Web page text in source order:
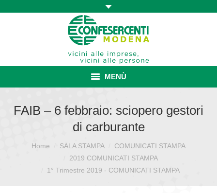
MENÙ
ASSOCIAZIONE
ISCRIZIONE E VANTAGGI
CONVENZIONI ISCRITTI
FAIB – 6 febbraio: sciopero gestori
di carburante
Sei qui:Home SALA STAMPA
COMUNICATI STAMPA
2019 COMUNICATI STAMPA
1° Trimestre 2019 - COMUNICATI STAMPA